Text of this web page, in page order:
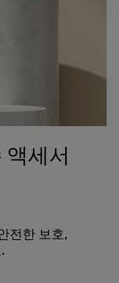
액세서
전한 보호,